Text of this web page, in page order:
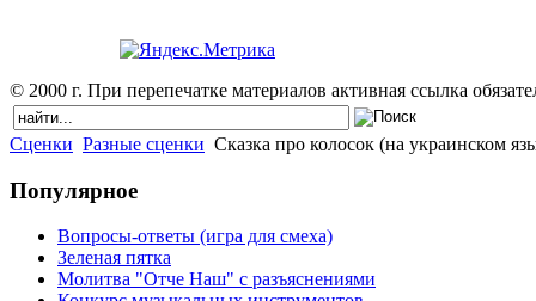
© 2000 г. При перепечатке материалов активная ссылка
Сценки Разные сценки Сказка про колосок (на украинском
Популярное
Вопросы-ответы (игра для смеха)
Зеленая пятка
Молитва "Отче Наш" с разъяснениями